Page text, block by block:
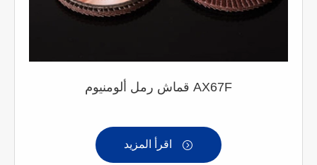
قماش رمل ألومنيوم AX67F
